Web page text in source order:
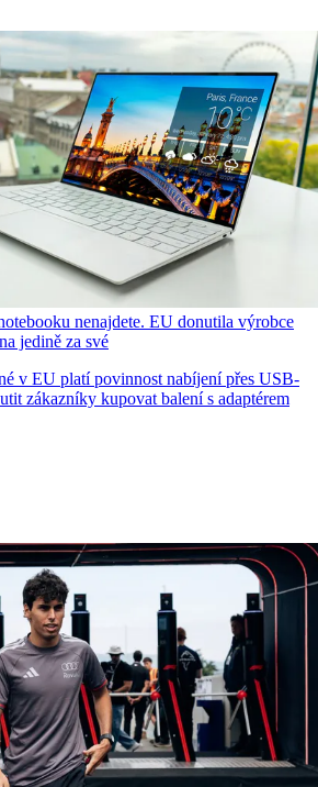
nenajdete. EU donutila výrobce
jedině za své
v EU platí povinnost nabíjení přes USB-
zákazníky kupovat balení s adaptérem